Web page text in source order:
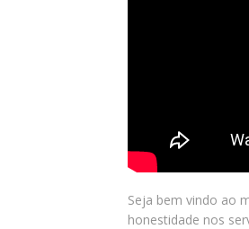
Seja bem vindo ao
honestidade nos